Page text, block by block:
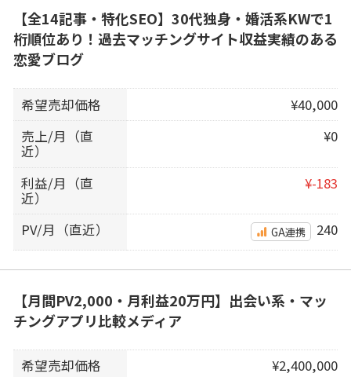
【全14記事・特化SEO】30代独身・婚活系KWで1
桁順位あり！過去マッチングサイト収益実績のある
恋愛ブログ
希望売却価格
¥40,000
売上/月（直
近）
¥0
利益/月（直
近）
¥-183
PV/月（直近） GA連携 240
【月間PV2,000・月利益20万円】出会い系・マッ
チングアプリ比較メディア
希望売却価格
¥2,400,000